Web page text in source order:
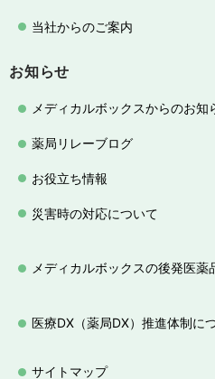
当社からのご案内
お知らせ
メディカルボックスからのお知
薬局リレーブログ
お役立ち情報
災害時の対応について
メディカルボックスの後発医薬
医療DX（薬局DX）推進体制に
サイトマップ